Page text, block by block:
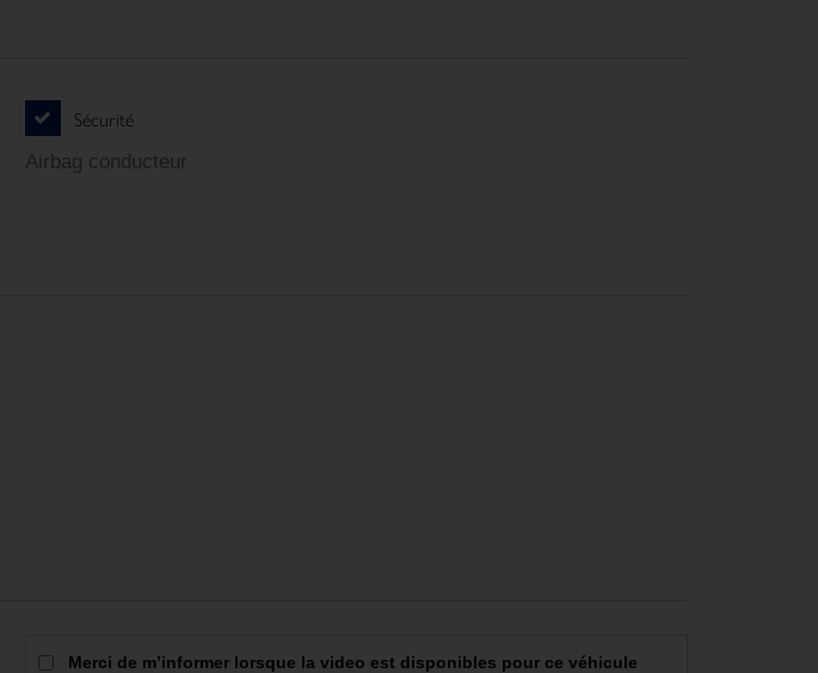
Sécurité
Airbag conducteur
Merci de m’informer lorsque la video est disponibles pour ce véhicule